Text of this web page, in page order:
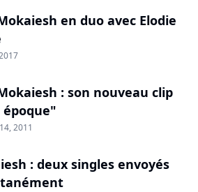
en duo avec Elodie
: son nouveau clip
2011
: deux singles envoyés